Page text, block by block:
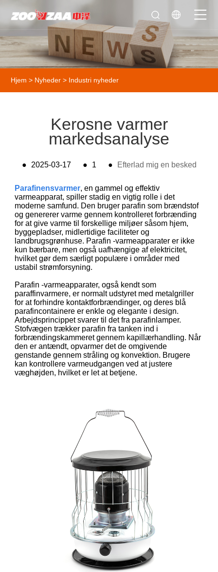
Hjem > Nyheder > Industri nyheder
Kerosne varmer
markedsanalyse
● 2025-03-17 ● 1 ● Efterlad mig en besked
Parafinensvarmer, en gammel og effektiv
varmeapparat, spiller stadig en vigtig rolle i det
moderne samfund. Den bruger parafin som brændstof
og genererer varme gennem kontrolleret forbrænding
for at give varme til forskellige miljøer såsom hjem,
byggepladser, midlertidige faciliteter og
landbrugsgrønhuse. Parafin -varmeapparater er ikke
kun bærbare, men også uafhængige af elektricitet,
hvilket gør dem særligt populære i områder med
ustabil strømforsyning.
Parafin -varmeapparater, også kendt som
paraffinvarmere, er normalt udstyret med metalgriller
for at forhindre kontaktforbrændinger, og deres blå
parafincontainere er enkle og elegante i design.
Arbejdsprincippet svarer til det fra parafinlamper.
Stofvægen trækker parafin fra tanken ind i
forbrændingskammeret gennem kapillærhandling. Når
den er antændt, opvarmer det de omgivende
genstande gennem stråling og konvektion. Brugere
kan kontrollere varmeudgangen ved at justere
væghøjden, hvilket er let at betjene.